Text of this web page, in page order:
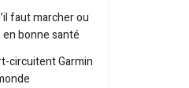
faut marcher ou
bonne santé
circuitent Garmin